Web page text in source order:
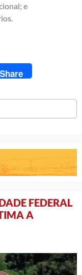
e
Share
FEDERAL
A